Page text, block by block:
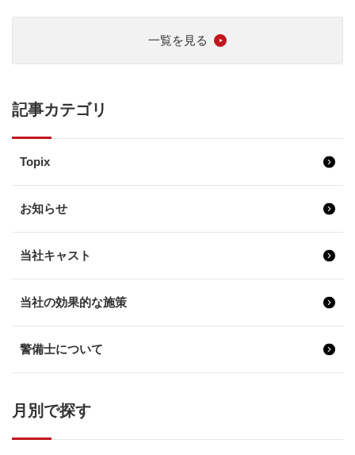
一覧を見る
記事カテゴリ
Topix
お知らせ
当社キャスト
当社の効果的な施策
警備士について
月別で探す